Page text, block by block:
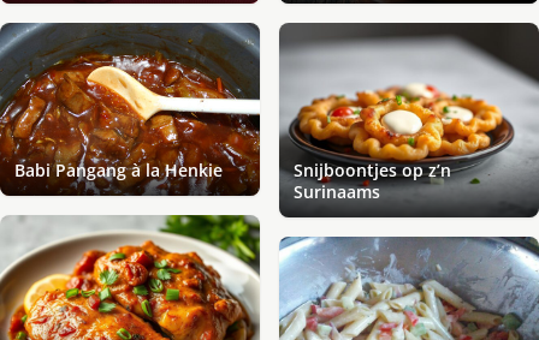
Babi Pangang à la Henkie
Snijboontjes op z’n
Surinaams